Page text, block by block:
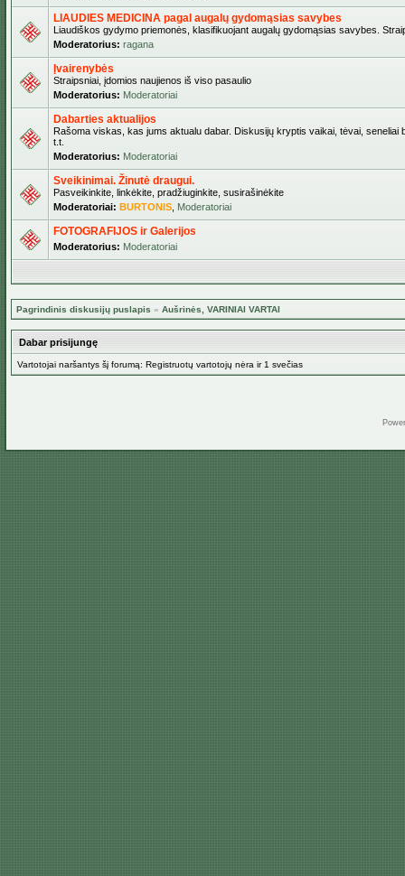
LIAUDIES MEDICINA pagal augalų gydomąsias savybes
Liaudiškos gydymo priemonės, klasifikuojant augalų gydomąsias savybes.
Moderatorius: ragana
Įvairenybės
Straipsniai, įdomios naujienos iš viso pasaulio
Moderatorius: Moderatoriai
Dabarties aktualijos
Rašoma viskas, kas jums aktualu dabar. Diskusijų kryptis vaikai, tėvai, seneliai
t.t.
Moderatorius: Moderatoriai
Sveikinimai. Žinutė draugui.
Pasveikinkite, linkėkite, pradžiuginkite, susirašinėkite
Moderatoriai: BURTONIS Moderatoriai
FOTOGRAFIJOS ir Galerijos
Moderatorius: Moderatoriai
Pagrindinis diskusijų puslapis » Aušrinės, VARINIAI VARTAI
Dabar prisijungę
Vartotojai naršantys šį forumą: Registruotų vartotojų nėra ir 1 svečias